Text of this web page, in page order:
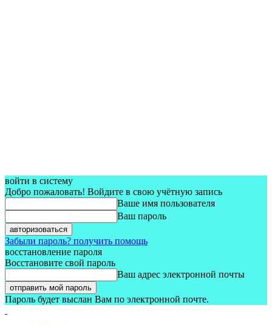
войти в систему
Добро пожаловать! Войдите в свою учётную запись
Ваше имя пользователя
Ваш пароль
Забыли пароль? получить помощь
восстановление пароля
Восстановите свой пароль
Ваш адрес электронной почты
Пароль будет выслан Вам по электронной почте.